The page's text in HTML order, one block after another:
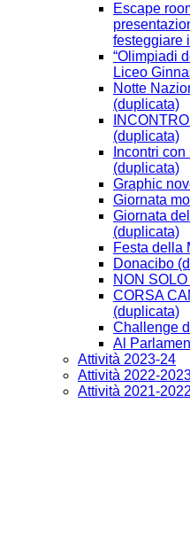
Escape
festeggiare
“Olimpiadi
Liceo
Notte
(duplicata)
(duplicata)
Incontri
(duplicata)
Graphic
Giornata
Giornata
(duplicata)
Festa della
Donacibo
NON
CORSA
(duplicata)
Challenge
Al
Attività 2023-24
Attività 2022-
Attività 2021-2022